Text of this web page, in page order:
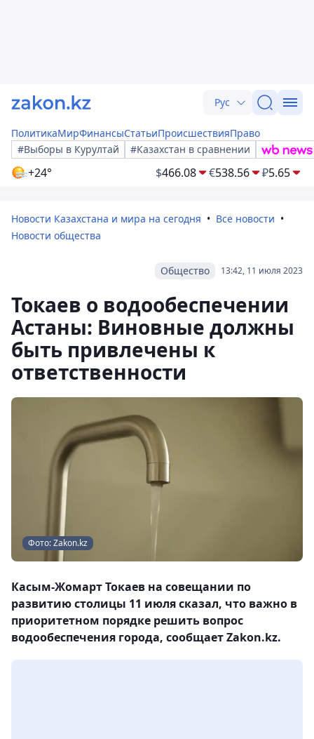
Рус
ПолитикаМирФинансыСтатьиПроисшествияПраво
#Выборы в Курултай
#Казахстан в сравнении
+24° $466.08 €538.56 ₽5.65
Новости Казахстана и мира на сегодня
Все новости
Новости общества
13:42, 11 июля 2023
Общество
Токаев о водообеспечении
Астаны: Виновные должны
быть привлечены к
ответственности
Фото: Zakon.kz
Касым-Жомарт Токаев на совещании по
развитию столицы 11 июля сказал, что важно в
приоритетном порядке решить вопрос
водообеспечения города, сообщает Zakon.kz.